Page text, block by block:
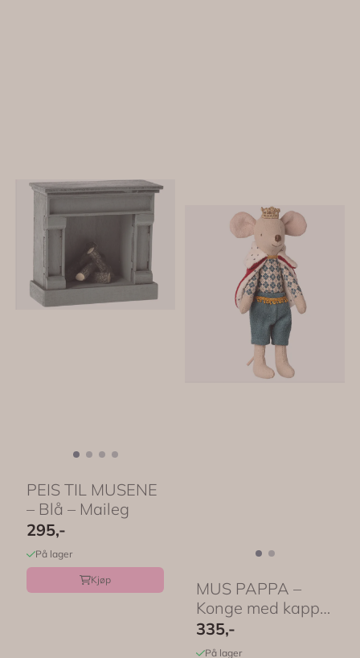
PEIS TIL MUSENE
– Blå – Maileg
295,-
På lager
Kjøp
MUS PAPPA –
Konge med kappe
– Maileg
335,-
På lager